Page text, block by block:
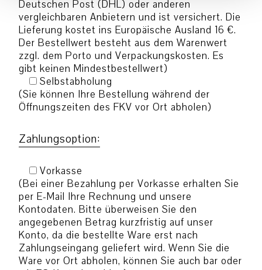
Deutschen Post (DHL) oder anderen
vergleichbaren Anbietern und ist versichert. Die
Lieferung kostet ins Europäische Ausland 16 €.
Der Bestellwert besteht aus dem Warenwert
zzgl. dem Porto und Verpackungskosten. Es
gibt keinen Mindestbestellwert)
Selbstabholung
(Sie können Ihre Bestellung während der
Öffnungszeiten des FKV vor Ort abholen)
Zahlungsoption:
Vorkasse
(Bei einer Bezahlung per Vorkasse erhalten Sie
per E-Mail Ihre Rechnung und unsere
Kontodaten. Bitte überweisen Sie den
angegebenen Betrag kurzfristig auf unser
Konto, da die bestellte Ware erst nach
Zahlungseingang geliefert wird. Wenn Sie die
Ware vor Ort abholen, können Sie auch bar oder